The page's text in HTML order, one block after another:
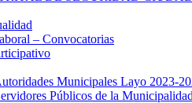
– Convocatorias
Municipales Layo 2023-
Públicos de la